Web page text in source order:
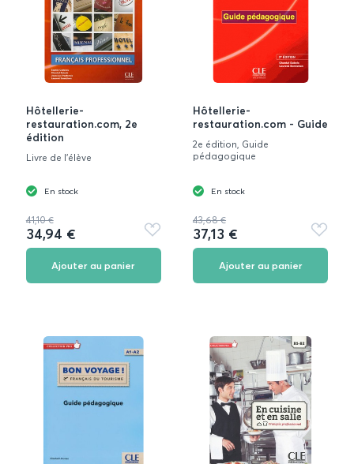
Hôtellerie-
restauration.com, 2e
édition
Livre de l'élève
En stock
41,10 €
34,94 €
Ajouter
aux
Ajouter au panier
Hôtellerie-
restauration.com - Guide
2e édition, Guide
pédagogique
En stock
43,68 €
37,13 €
Ajouter
aux
Ajouter au panier